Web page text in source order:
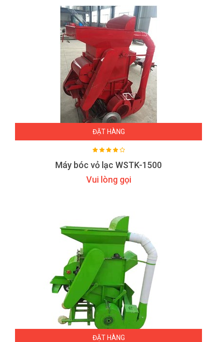
ĐẶT HÀNG
Máy bóc vỏ lạc WSTK-1500
Vui lòng gọi
ĐẶT HÀNG